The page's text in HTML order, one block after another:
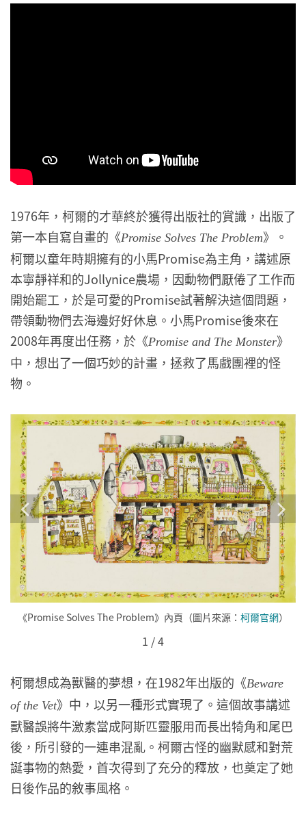
1976年，柯爾的才華終於獲得出版社的賞識，出版了
第一本自寫自畫的《Promise Solves The Problem》。
柯爾以童年時期擁有的小馬Promise為主角，講述原
本寧靜祥和的Jollynice農場，因動物們厭倦了工作而
開始罷工，於是可愛的Promise試著解決這個問題，
帶領動物們去海邊好好休息。小馬Promise後來在
2008年再度出任務，於《Promise and The Monster》
中，想出了一個巧妙的計畫，拯救了馬戲團裡的怪
物。
《Promise Solves The Problem》內頁（圖片來源： 柯爾官網）
1 /4
柯爾想成為獸醫的夢想，在1982年出版的《Beware
of the Vet》中，以另一種形式實現了。這個故事講述
獸醫誤將牛激素當成阿斯匹靈服用而長出犄角和尾巴
後，所引發的一連串混亂。柯爾古怪的幽默感和對荒
誕事物的熱愛，首次得到了充分的釋放，也奠定了她
日後作品的敘事風格。